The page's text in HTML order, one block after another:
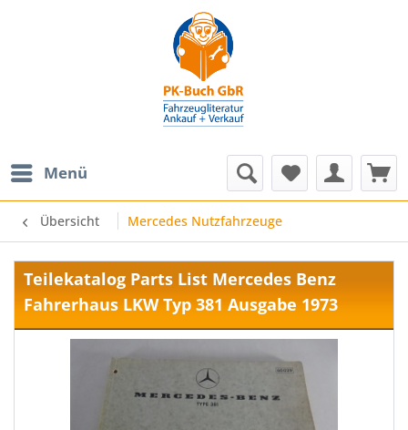
Menü
Übersicht Mercedes Nutzfahrzeuge
Teilekatalog Parts List Mercedes Benz
Fahrerhaus LKW Typ 381 Ausgabe 1973